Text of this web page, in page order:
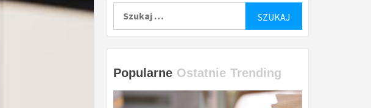
Popularne Ostatnie Trending